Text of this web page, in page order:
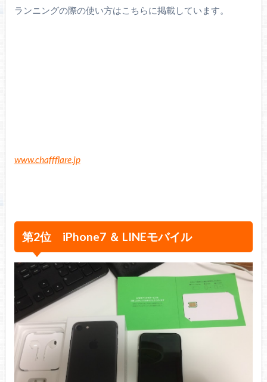
ランニングの際の使い方はこちらに掲載しています。
www.chaffflare.jp
第2位 iPhone7 ＆ LINEモバイル